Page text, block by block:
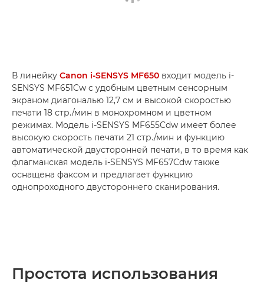
В линейку Canon i-SENSYS MF650 входит модель i-
SENSYS MF651Cw с удобным цветным сенсорным
экраном диагональю 12,7 см и высокой скоростью
печати 18 стр./мин в монохромном и цветном
режимах. Модель i-SENSYS MF655Cdw имеет более
высокую скорость печати 21 стр./мин и функцию
автоматической двусторонней печати, в то время как
флагманская модель i-SENSYS MF657Cdw также
оснащена факсом и предлагает функцию
однопроходного двустороннего сканирования.
Простота использования